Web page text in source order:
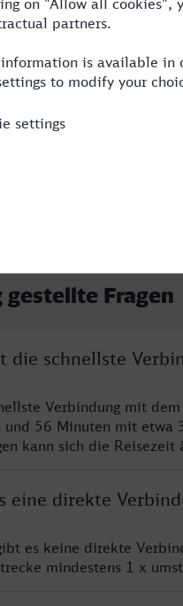
11:49
gestellte Fragen
die schnellste
Verbindung mit
und 56 Minuten mit etwa
kann sich die Reisezeit
eine direkte
es keine direkte
mindestens 1 x